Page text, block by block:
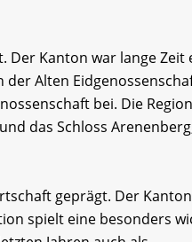
Der Kanton war lange Zeit
Alten
bei. Die
das Schloss
geprägt. Der
spielt eine besonders